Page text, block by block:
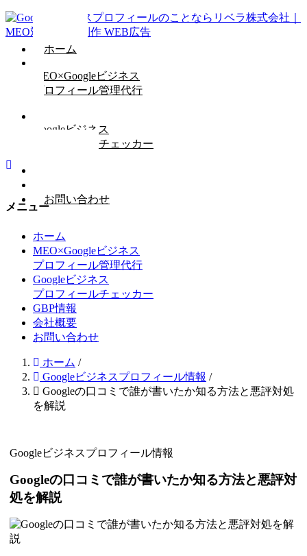
ホーム
MEO×Googleビジネス
プロフィール管理代行
Googleビジネス
プロフィールチェッカー
お問い合わせ
メニュー
ホーム
MEO×Googleビジネス
プロフィール管理代行
Googleビジネス
プロフィールチェッカー
GBP情報
会社概要
お問い合わせ
ホーム /
Googleビジネスプロフィール情報 /
Googleの口コミで誰が書いたか知る方法と悪評対処
を解説
Googleビジネスプロフィール情報
Googleの口コミで誰が書いたか知る方法と悪評対
処を解説